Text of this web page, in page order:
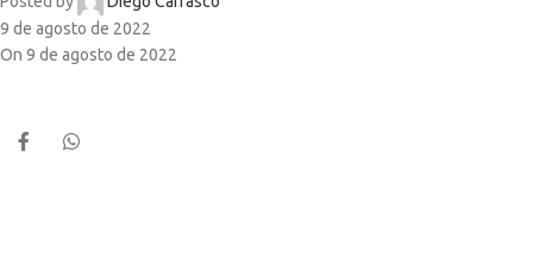
9 de agosto de 2022
On 9 de agosto de 2022